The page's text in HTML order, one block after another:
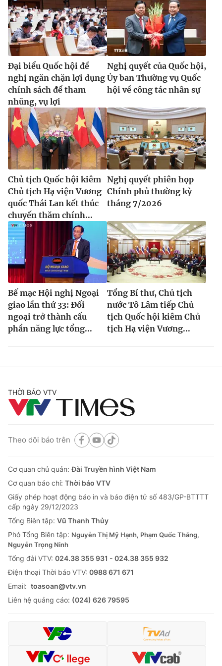
® Cấm sao chép dưới mọi hình thức nếu không có sự chấp
thuận bằng văn bản. Ghi rõ nguồn VTV.vn khi phát hành lại
thông tin từ website này.
Đại biểu Quốc hội đề
nghị ngăn chặn lợi dụng
chính sách để tham
nhũng, vụ lợi
Nghị quyết của Quốc hội,
Ủy ban Thường vụ Quốc
hội về công tác nhân sự
Chủ tịch Quốc hội kiêm
Chủ tịch Hạ viện Vương
quốc Thái Lan kết thúc
chuyến thăm chính...
Nghị quyết phiên họp
Chính phủ thường kỳ
tháng 7/2026
Bế mạc Hội nghị Ngoại
giao lần thứ 33: Đối
ngoại trở thành cấu
phần năng lực tổng...
Tổng Bí thư, Chủ tịch
nước Tô Lâm tiếp Chủ
tịch Quốc hội kiêm Chủ
tịch Hạ viện Vương...
THỜI BÁO VTV
Theo dõi báo trên
Cơ quan chủ quản:Đài Truyền hình Việt Nam
Cơ quan báo chí: Thời báo VTV
Giấy phép hoạt động báo in và báo điện tử số 483/GP-BTTTT
cấp ngày 29/12/2023
Tổng Biên tập: Vũ Thanh Thủy
Phó Tổng Biên tập: Nguyễn Thị Mỹ Hạnh, Phạm Quốc Thắng,
Nguyễn Trọng Ninh
Tổng đài VTV: 024.38 355 931 - 024.38 355 932
Ðiện thoại Thời báo VTV: 0988 671 671
Email: toasoan@vtv.vn
Liên hệ quảng cáo: (024) 626 79595